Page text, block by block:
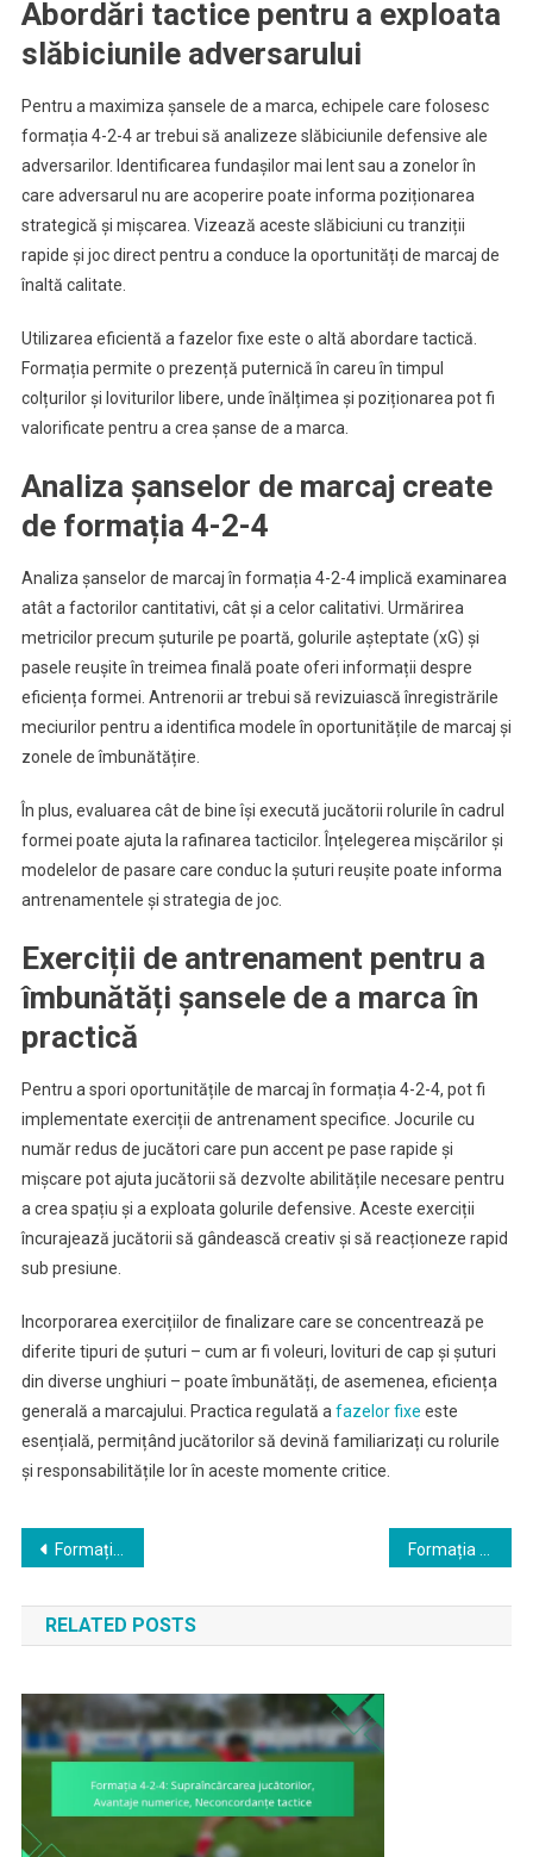
Abordări tactice pentru a exploata
slăbiciunile adversarului
Pentru a maximiza șansele de a marca, echipele care folosesc
formația 4-2-4 ar trebui să analizeze slăbiciunile defensive ale
adversarilor. Identificarea fundașilor mai lent sau a zonelor în
care adversarul nu are acoperire poate informa poziționarea
strategică și mișcarea. Vizează aceste slăbiciuni cu tranziții
rapide și joc direct pentru a conduce la oportunități de marcaj de
înaltă calitate.
Utilizarea eficientă a fazelor fixe este o altă abordare tactică.
Formația permite o prezență puternică în careu în timpul
colțurilor și loviturilor libere, unde înălțimea și poziționarea pot fi
valorificate pentru a crea șanse de a marca.
Analiza șanselor de marcaj create
de formația 4-2-4
Analiza șanselor de marcaj în formația 4-2-4 implică examinarea
atât a factorilor cantitativi, cât și a celor calitativi. Urmărirea
metricilor precum șuturile pe poartă, golurile așteptate (xG) și
pasele reușite în treimea finală poate oferi informații despre
eficiența formei. Antrenorii ar trebui să revizuiască înregistrările
meciurilor pentru a identifica modele în oportunitățile de marcaj și
zonele de îmbunătățire.
În plus, evaluarea cât de bine își execută jucătorii rolurile în cadrul
formei poate ajuta la rafinarea tacticilor. Înțelegerea mișcărilor și
modelelor de pasare care conduc la șuturi reușite poate informa
antrenamentele și strategia de joc.
Exerciții de antrenament pentru a
îmbunătăți șansele de a marca în
practică
Pentru a spori oportunitățile de marcaj în formația 4-2-4, pot fi
implementate exerciții de antrenament specifice. Jocurile cu
număr redus de jucători care pun accent pe pase rapide și
mișcare pot ajuta jucătorii să dezvolte abilitățile necesare pentru
a crea spațiu și a exploata golurile defensive. Aceste exerciții
încurajează jucătorii să gândească creativ și să reacționeze rapid
sub presiune.
Incorporarea exercițiilor de finalizare care se concentrează pe
diferite tipuri de șuturi – cum ar fi voleuri, lovituri de cap și șuturi
din diverse unghiuri – poate îmbunătăți, de asemenea, eficiența
generală a marcajului. Practica regulată afazelor fixe este
esențială, permițând jucătorilor să devină familiarizați cu rolurile
și responsabilitățile lor în aceste momente critice.
Post
navigation
Formația 4-2-4: Dezvoltarea tinerilor în rolurile jucătorilor, Specializarea rolurilor, Îmbunătățirea abilităților Formația 4-2-4: Impactul înlocuirilor, Adâncimea echipei, Adaptarea rolurilor
RELATED POSTS